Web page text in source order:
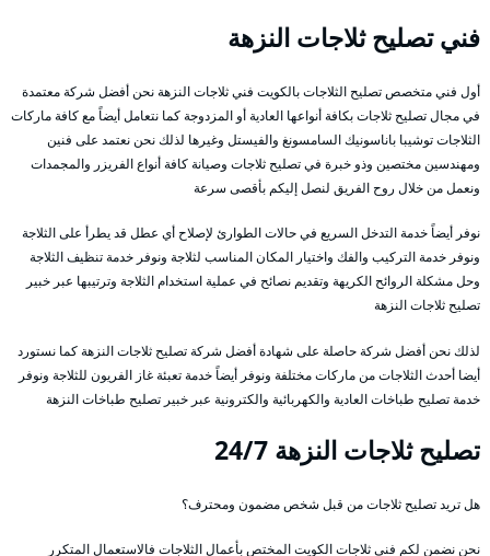
فني تصليح ثلاجات النزهة
أول فني متخصص تصليح الثلاجات بالكويت فني ثلاجات النزهة نحن أفضل شركة معتمدة
في مجال تصليح ثلاجات بكافة أنواعها العادية أو المزدوجة كما نتعامل أيضاً مع كافة ماركات
الثلاجات توشيبا باناسونيك السامسونغ والفيستل وغيرها لذلك نحن نعتمد على فنين
ومهندسين مختصين وذو خبرة في تصليح ثلاجات وصيانة كافة أنواع الفريزر والمجمدات
ونعمل من خلال روح الفريق لنصل إليكم بأقصى سرعة
نوفر أيضاً خدمة التدخل السريع في حالات الطوارئ لإصلاح أي عطل قد يطرأ على الثلاجة
ونوفر خدمة التركيب والفك واختيار المكان المناسب لثلاجة ونوفر خدمة تنظيف الثلاجة
وحل مشكلة الروائح الكريهة وتقديم نصائح في عملية استخدام الثلاجة وترتيبها عبر خبير
تصليح ثلاجات النزهة
لذلك نحن أفضل شركة حاصلة على شهادة أفضل شركة تصليح ثلاجات النزهة كما نستورد
أيضا أحدث الثلاجات من ماركات مختلفة ونوفر أيضاً خدمة تعبئة غاز الفريون للثلاجة ونوفر
خدمة تصليح طباخات العادية والكهربائية والكترونية عبر خبير تصليح طباخات النزهة
تصليح ثلاجات النزهة 24/7
هل تريد تصليح ثلاجات من قبل شخص مضمون ومحترف؟
نحن نضمن لكم فني ثلاجات الكويت المختص بأعمال الثلاجات فالاستعمال المتكرر